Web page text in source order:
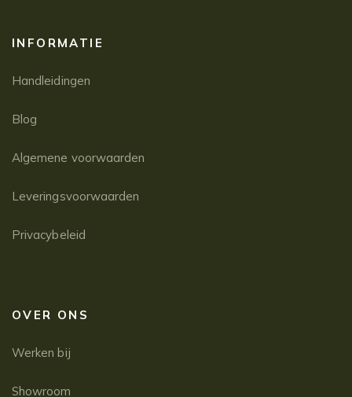
INFORMATIE
Handleidingen
Blog
Algemene voorwaarden
Leveringsvoorwaarden
Privacybeleid
OVER ONS
Werken bij
Showroom